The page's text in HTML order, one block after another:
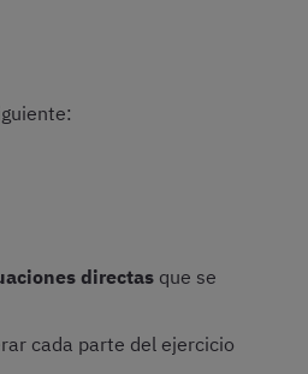
directas que se
cada parte del ejercicio